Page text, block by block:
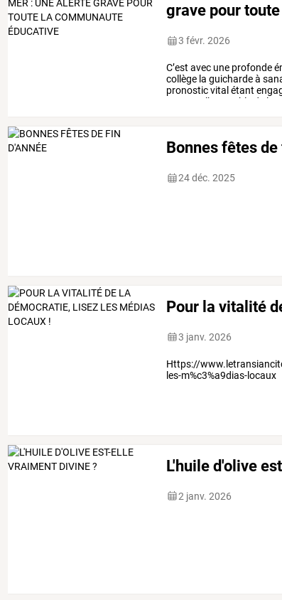
grave pour
3 févr. 2026
C’est avec une profonde
collège la guichardeà
pronosticvital étant
l’ensemble de la
Bonnes fêtes
24 déc. 2025
Pour la vitalité
3 janv. 2026
Https://
les-m%c3%a9dias-locaux
L'huile d'olive
2 janv. 2026